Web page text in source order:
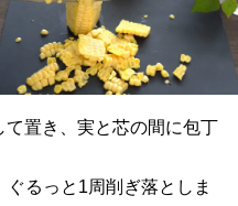
るっと1周削ぎ落としま